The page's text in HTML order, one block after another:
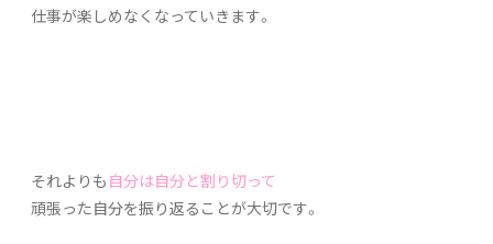
仕事が楽しめなくなっていきます。
それよりも 自分は自分と割り切って
頑張った自分を振り返ることが大切です。